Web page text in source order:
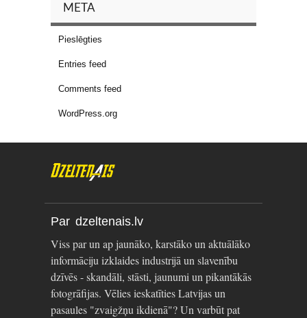
META
Pieslēgties
Entries feed
Comments feed
WordPress.org
Par dzeltenais.lv
Viss par un ap jaunāko, karstāko un aktuālāko
informāciju izklaides industrijā un slavenību
dzīvēs - skandāli, stāsti, jaunumi un pikantākās
fotogrāfijas. Vēlies ieskatīties Latvijas un
pasaules "zvaigžņu ikdienā"? Un varbūt pat